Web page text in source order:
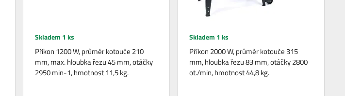
Skladem 1 ks
Příkon 1200 W, průměr kotouče 210
mm, max. hloubka řezu 45 mm, otáčky
2950 min-1, hmotnost 11,5 kg.
Skladem 1 ks
Příkon 2000 W, průměr kotouče 315
mm, hloubka řezu 83 mm, otáčky 2800
ot./min, hmotnost 44,8 kg.